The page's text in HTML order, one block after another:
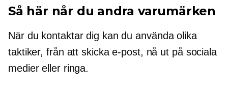
Så här når du andra varumärken
När du kontaktar dig kan du använda olika
taktiker, från att skicka e-post, nå ut på sociala
medier eller ringa.